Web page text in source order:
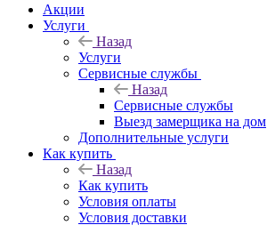
Акции
Услуги
Назад
Услуги
Сервисные службы
Назад
Сервисные службы
Выезд замерщика на дом
Дополнительные услуги
Как купить
Назад
Как купить
Условия оплаты
Условия доставки